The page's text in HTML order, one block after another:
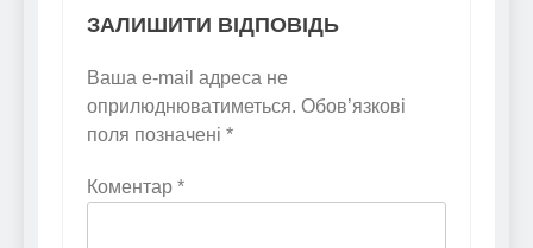
ЗАЛИШИТИ ВІДПОВІДЬ
Ваша e-mail адреса не
оприлюднюватиметься. Обов’язкові
поля позначені *
Коментар *